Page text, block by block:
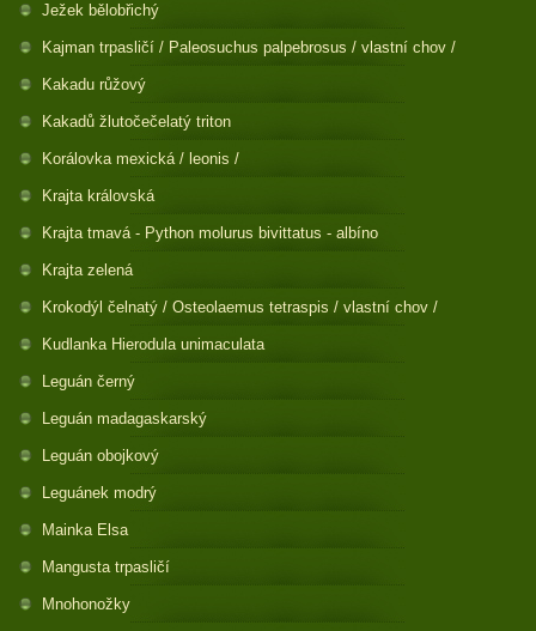
Ježek bělobřichý
Kajman trpasličí / Paleosuchus palpebrosus / vlastní chov /
Kakadu růžový
Kakadů žlutočečelatý triton
Korálovka mexická / leonis /
Krajta královská
Krajta tmavá - Python molurus bivittatus - albíno
Krajta zelená
Krokodýl čelnatý / Osteolaemus tetraspis / vlastní chov /
Kudlanka Hierodula unimaculata
Leguán černý
Leguán madagaskarský
Leguán obojkový
Leguánek modrý
Mainka Elsa
Mangusta trpasličí
Mnohonožky